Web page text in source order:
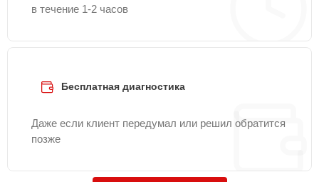
в течение 1-2 часов
Бесплатная диагностика
Даже если клиент передумал или решил обратится
позже